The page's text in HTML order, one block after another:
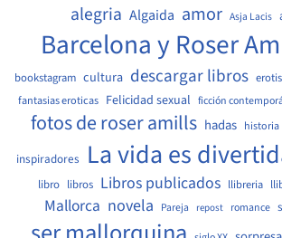
alegria Algaida amor Asja Lacis
Barcelona y Roser
bookstagram cultura descargar libros
fantasias eroticas Felicidad sexual ficción
fotos de roser amills hadas historia
inspiradores La vida es
libro libros Libros publicados llibreria
Mallorca novela Pareja repost romance